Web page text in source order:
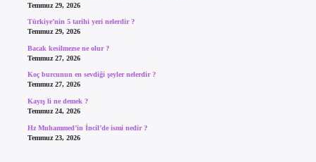
Temmuz 29, 2026
Türkiye’nin 5 tarihi yeri nelerdir ?
Temmuz 29, 2026
Bacak kesilmezse ne olur ?
Temmuz 27, 2026
Koç burcunun en sevdiği şeyler nelerdir ?
Temmuz 27, 2026
Kayış li ne demek ?
Temmuz 24, 2026
Hz Muhammed’in İncil’de ismi nedir ?
Temmuz 23, 2026